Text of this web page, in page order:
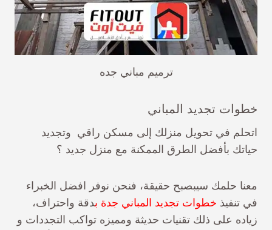
ترميم مباني جده
خطوات تجديد المباني
اتحلم في تحويل منزلك إلى مسكن راقي وتجديد
حياتك بأفضل الطرق الممكنة مع منزل جديد ؟
معنا حلمك سيبصبح حقيقة، فنحن نوفر افضل الخبراء
في تنفيذ خطوات تجديد المباني جدة بدقة واحتراف،
زياده على ذلك تقنيات حديثة ومميزه تواكب التجددات و